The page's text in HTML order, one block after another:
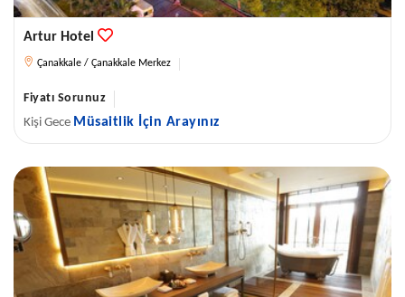
Artur Hotel
Çanakkale / Çanakkale Merkez
Fiyatı Sorunuz
Kişi Gece Müsaitlik İçin Arayınız